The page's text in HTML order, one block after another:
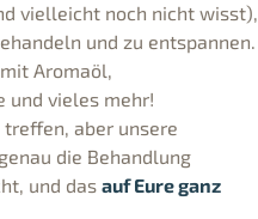
vielleicht noch nicht wisst),
und zu entspannen.
mit Aromaöl,
und vieles mehr!
aber unsere
die Behandlung
und das auf Eure ganz